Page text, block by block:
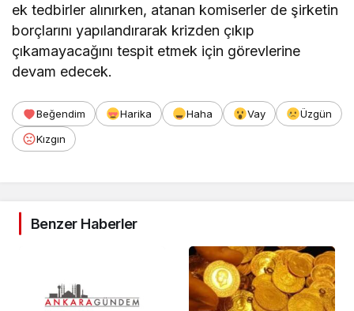
ek tedbirler alınırken, atanan komiserler de şirketin
borçlarını yapılandırarak krizden çıkıp
çıkamayacağını tespit etmek için görevlerine
devam edecek.
Beğendim Harika Haha Vay
Üzgün
Kızgın
Benzer Haberler